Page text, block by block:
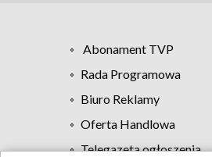
Abonament TVP
Rada Programowa
Biuro Reklamy
Oferta Handlowa
Telegazeta ogłoszenia